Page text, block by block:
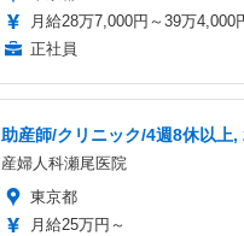
月給28万7,000円～39万4,000
正社員
助産師/クリニック/4週8休以上,
産婦人科瀬尾医院
東京都
月給25万円～